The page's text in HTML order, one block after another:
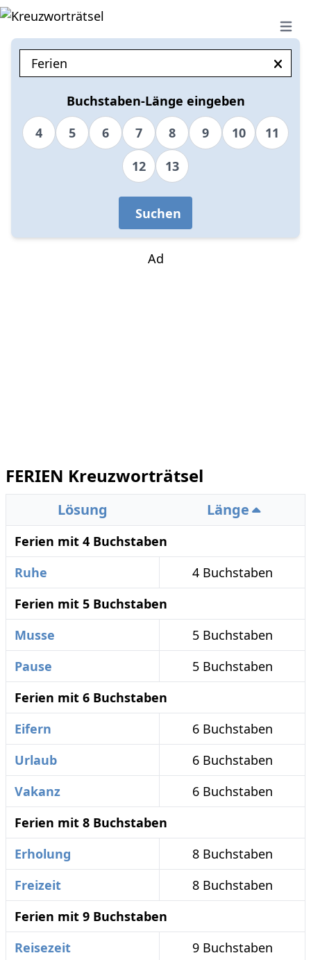
Open
Buchstaben-Länge eingeben
4
5 6 7 8 9 10
11
12
13
Suchen
Ad
FERIEN Kreuzworträtsel
Lösung Länge
Ferien mit 4 Buchstaben
Ruhe
4 Buchstaben
Ferien mit 5 Buchstaben
Musse
5 Buchstaben
Pause
5 Buchstaben
Ferien mit 6 Buchstaben
Eifern
6 Buchstaben
Urlaub
6 Buchstaben
Vakanz
6 Buchstaben
Ferien mit 8 Buchstaben
Erholung
8 Buchstaben
Freizeit
8 Buchstaben
Ferien mit 9 Buchstaben
Reisezeit
9 Buchstaben